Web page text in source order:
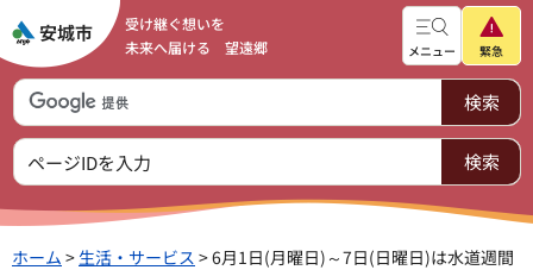
受け継ぐ想いを
未来へ届ける 望遠郷
メニュー 緊急
ホーム > 生活・サービス > 6月1日(月曜日)～7日(日曜日)は水道週間